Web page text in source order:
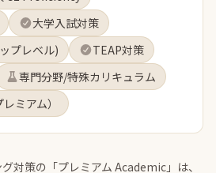
大学入試対策
プレベル)
TEAP対策
専門分野/特殊カリキュラム
ミアム）
対策の「プレミアム Academic」は、